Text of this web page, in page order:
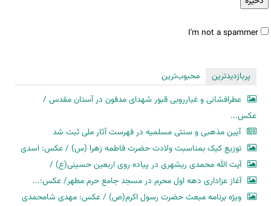
عمودی
I'm not a spammer
spammer
پربازدیدترین
محبوب‌ترین
عطرافشانی و غبارروبی قبور شهدای مدفون در آستان مقدس /
عکس...
آیین مذهبی و سنتی مسلمیه در فهرست آثار ملی ثبت شد
توزیع کیک بمناسبت ولادت حضرت فاطمه زهرا (س) / عکس: اسدی
آیت الله محمدی ریشهری در پیاده روی اربعین حسینی(ع) /
آغاز عزاداری دهه اول محرم در مسجد جامع حرم مطهر/ عکس:...
ویژه برنامه مبعث حضرت رسول اکرم(ص) / عکس: مهدی شامحمدی